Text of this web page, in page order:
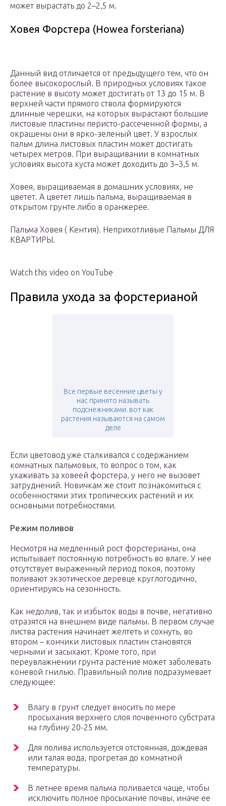
может вырастать до 2–2,5 м.
Ховея Форстера (Howea forsteriana)
Данный вид отличается от предыдущего тем, что он
более высокорослый. В природных условиях такое
растение в высоту может достигать от 13 до 15 м. В
верхней части прямого ствола формируются
длинные черешки, на которых вырастают большие
листовые пластины перисто-рассеченной формы, а
окрашены они в ярко-зеленый цвет. У взрослых
пальм длина листовых пластин может достигать
четырех метров. При выращивании в комнатных
условиях высота куста может доходить до 3–3,5 м.
Ховея, выращиваемая в домашних условиях, не
цветет. А цветет лишь пальма, выращиваемая в
открытом грунте либо в оранжерее.
Пальма Ховея ( Кентия). Неприхотливые Пальмы ДЛЯ
КВАРТИРЫ.
Watch this video on YouTube
Правила ухода за форстерианой
Все первые весенние цветы у
нас принято называть
подснежниками. вот как
растения называются на самом
деле
Если цветовод уже сталкивался с содержанием
комнатных пальмовых, то вопрос о том, как
ухаживать за ховеей форстера, у него не вызовет
затруднений. Новичкам же стоит познакомиться с
особенностями этих тропических растений и их
основными потребностями.
Режим поливов
Несмотря на медленный рост форстерианы, она
испытывает постоянную потребность во влаге. У нее
отсутствует выраженный период покоя, поэтому
поливают экзотическое деревце круглогодично,
ориентируясь на сезонность.
Как недолив, так и избыток воды в почве, негативно
отразятся на внешнем виде пальмы. В первом случае
листва растения начинает желтеть и сохнуть, во
втором – кончики листовых пластин становятся
черными и засыхают. Кроме того, при
переувлажнении грунта растение может заболевать
коневой гнилью. Правильный полив подразумевает
следующее:
Влагу в грунт следует вносить по мере
просыхания верхнего слоя почвенного субстрата
на глубину 20-25 мм.
Для полива используется отстоянная, дождевая
или талая вода, прогретая до комнатной
температуры.
В летнее время пальма поливается чаще, чтобы
исключить полное просыхание почвы, иначе ее